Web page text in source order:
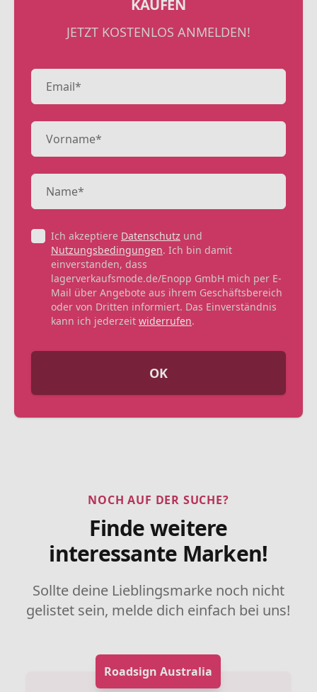
KAUFEN
JETZT KOSTENLOS ANMELDEN!
Ich akzeptiere Datenschutz und
Nutzungsbedingungen. Ich bin damit
einverstanden, dass
lagerverkaufsmode.de/Enopp GmbH mich per E-
Mail über Angebote aus ihrem Geschäftsbereich
oder von Dritten informiert. Das Einverständnis
kann ich jederzeit widerrufen.
OK
NOCH AUF DER SUCHE?
Finde weitere
interessante Marken!
Sollte deine Lieblingsmarke noch nicht
gelistet sein, melde dich einfach bei uns!
Roadsign Australia